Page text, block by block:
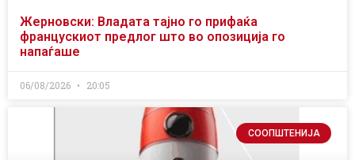
Жерновски: Владата тајно го прифаќа
францускиот предлог што во опозиција го
напаѓаше
06/08/2026 20:05
СООПШТЕНИЈА